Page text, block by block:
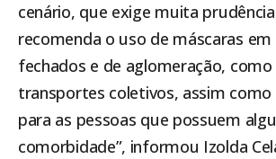
cenário, que exige muita
recomenda o uso de máscaras em
fechados e de aglomeração, como
transportes coletivos, assim
para as pessoas que possuem
comorbidade”, informou Izolda